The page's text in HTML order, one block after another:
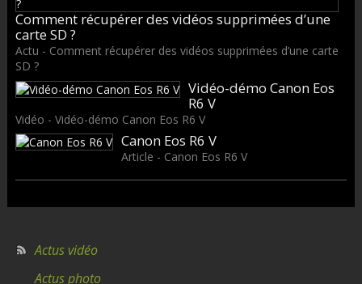
Comment récupérer des vidéos supprimées d’une
carte SD ?
Actu - Comment récupérer des vidéos supprimées d’une carte
SD ?
Vidéo-démo Canon Eos
R6 V
Vidéo - Vidéo-démo Canon Eos R6 V
Canon Eos R6 V
Article - Canon Eos R6 V
Actus vidéo
Actus photo